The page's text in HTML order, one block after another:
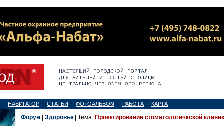
НАВИГАТОР СТАТЬИ ФОТОАЛЬБОМ РАБОТА КАРТА
Форум Здоровье | Тема: Проектирование стоматологической